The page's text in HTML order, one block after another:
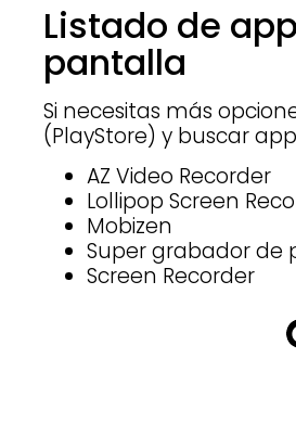
Listado de
pantalla
Si necesitas más
(PlayStore) y buscar
AZ Video Recorder
Lollipop Screen
Mobizen
Super grabador de
Screen Recorder